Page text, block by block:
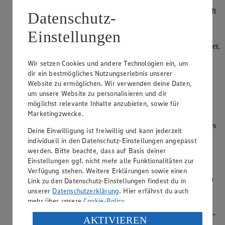
Für das Lokum den Zucker mit 380 ml Wasser und dem Saft
sowie dem Abrieb der Zitrone aufkochen. Den Sirup unter
Währenddessen in einem weiteren Topf 500 ml kaltes Wasser,
Rühren aufkochen. Den Topf vom Herd nehmen und den
Zuckersirup mit einem Schneebesen einrühren. Die Masse
erneut aufkochen und bei geringer Hitze unter ständigem
Rühren circa 20 Minuten köcheln lassen.
Optional die Lebensmittelfarbe einrühren.
Eine kleine Auflaufform mit Backpapier auslegen und dieses
leicht mit Öl einpinseln. Die heiße Zuckermasse in die
Auflaufform gießen und mit einem gekühlten Teigschaber
glatt streichen. In Abständen von einem cm mit Mandeln
belegen.
Die Masse für 2 bis 3 Stunden bei Raumtemperatur erkalten
Puderzucker und Stärke miteinander verrühren und
durchsieben. Eine Arbeitsfläche mit der Puderzucker-Stärke-
Mischung einpudern und das Lokum darauf stürzen. Die
Datenschutz-
Einstellungen
Wir setzen Cookies und andere Technologien ein, um
dir ein bestmögliches Nutzungserlebnis unserer
Website zu ermöglichen. Wir verwenden deine Daten,
um unsere Website zu personalisieren und dir
möglichst relevante Inhalte anzubieten, sowie für
Marketingzwecke.
Deine Einwilligung ist freiwillig und kann jederzeit
individuell in den Datenschutz-Einstellungen angepasst
werden. Bitte beachte, dass auf Basis deiner
Einstellungen ggf. nicht mehr alle Funktionalitäten zur
Verfügung stehen. Weitere Erklärungen sowie einen
Link zu den Datenschutz-Einstellungen findest du in
unserer Datenschutzerklärung. Hier erfährst du auch
mehr über unsereCookie-Policy.
Verarbeitung deiner personenbezogenen Daten in den
AKTIVIEREN